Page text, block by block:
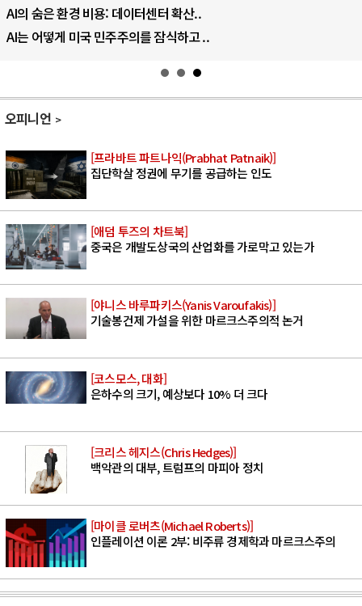
우크라이나, 덴마크, 에스토니아, 네덜란..
러·우크라, 대규모 공습 주고받아…민간 ..
오피니언
[프라바트 파트나익(Prabhat Patnaik)]
집단학살 정권에 무기를 공급하는 인도
[애덤 투즈의 차트북]
중국은 개발도상국의 산업화를 가로막고 있는가
[야니스 바루파키스(Yanis Varoufakis)]
기술봉건제 가설을 위한 마르크스주의적 논거
[코스모스, 대화]
은하수의 크기, 예상보다 10% 더 크다
[크리스 헤지스(Chris Hedges)]
백악관의 대부, 트럼프의 마피아 정치
[마이클 로버츠(Michael Roberts)]
인플레이션 이론 2부: 비주류 경제학과 마르크스주의